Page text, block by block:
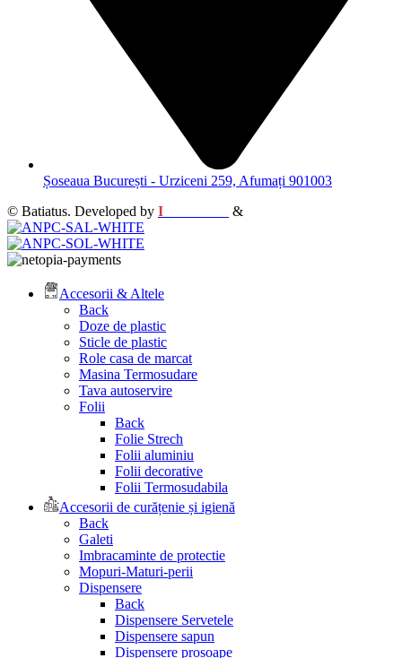
Șoseaua București - Urziceni 259, Afumați 901003
© Batiatus. Developed by I &
Accesorii & Altele
Back
Doze de plastic
Sticle de plastic
Role casa de marcat
Masina Termosudare
Tava autoservire
Folii
Back
Folie Strech
Folii aluminiu
Folii decorative
Folii Termosudabila
Accesorii de curățenie și igienă
Back
Galeti
Imbracaminte de protectie
Mopuri-Maturi-perii
Dispensere
Back
Dispensere Servetele
Dispensere sapun
Dispensere prosoape